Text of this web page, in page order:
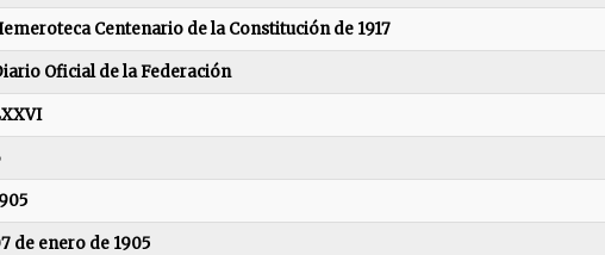
Centenario de la Constitución de 1917
Oficial de la Federación
de enero de 1905